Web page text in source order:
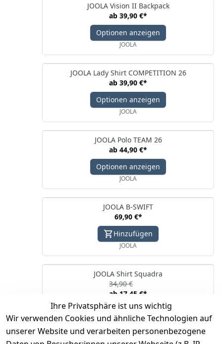
JOOLA Vision II Backpack
ab 39,90 €*
Optionen anzeigen
JOOLA
JOOLA Lady Shirt COMPETITION 26
ab 39,90 €*
Optionen anzeigen
JOOLA
JOOLA Polo TEAM 26
ab 44,90 €*
Optionen anzeigen
JOOLA
JOOLA B-SWIFT
69,90 €*
Hinzufügen
JOOLA
JOOLA Shirt Squadra
ab 17,45 €*
34,90 €
Optionen anzeigen
JOOLA
Ihre Privatsphäre ist uns wichtig
Wir verwenden Cookies und ähnliche Technologien auf
unserer Website und verarbeiten personenbezogene